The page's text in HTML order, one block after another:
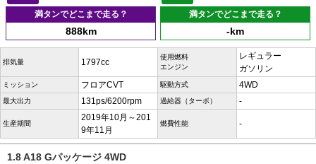
満タンでどこまで走る？
888km
満タンでどこまで走る？
-km
排気量 1797cc
使用燃料
エンジン
レギュラー
ガソリン
ミッション フロアCVT 駆動方式 4WD
最大出力 131ps/6200rpm 過給器（ターボ） -
生産期間
2019年10月～201
9年11月
燃費性能 -
1.8 A18 Gパッケージ 4WD